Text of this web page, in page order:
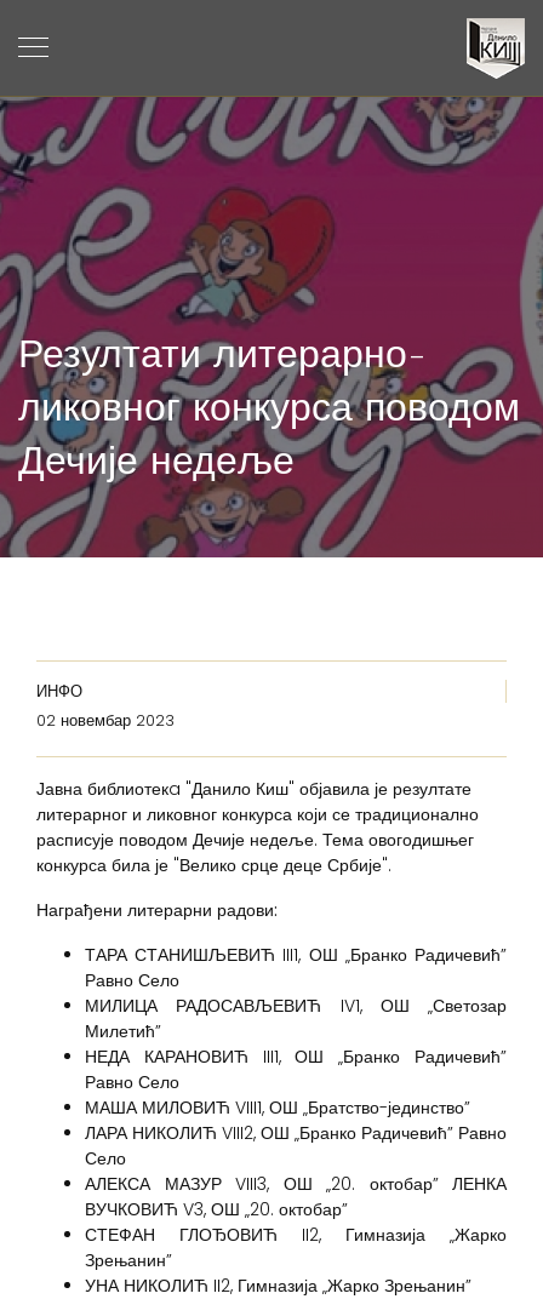
Резултати литерарно-
ликовног конкурса поводом
Дечије недеље
ИНФО
02 новембар 2023
Јавна библиотекa "Данило Киш" објавила је резултате
литерарног и ликовног конкурса који се традиционално
расписује поводом Дечије недеље. Тема овогодишњег
конкурса била је "Велико срце деце Србије".
Награђени литерарни радови:
ТАРА СТАНИШЉЕВИЋ III1, ОШ „Бранко Радичевић”
Равно Село
МИЛИЦА РАДОСАВЉЕВИЋ IV1, ОШ „Светозар
Милетић”
НЕДА КАРАНОВИЋ III1, ОШ „Бранко Радичевић”
Равно Село
МАША МИЛОВИЋ VIII1, ОШ „Братство-јединство”
ЛАРА НИКОЛИЋ VIII2, ОШ „Бранко Радичевић” Равно
Село
АЛЕКСА МАЗУР VIII3, ОШ „20. октобар” ЛЕНКА
ВУЧКОВИЋ V3, ОШ „20. октобар”
СТЕФАН ГЛОЂОВИЋ II2, Гимназија „Жарко
Зрењанин”
УНА НИКОЛИЋ II2, Гимназија „Жарко Зрењанин”